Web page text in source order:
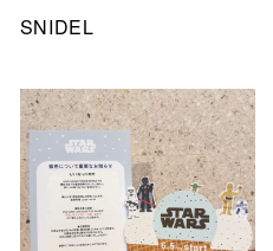
SNIDEL